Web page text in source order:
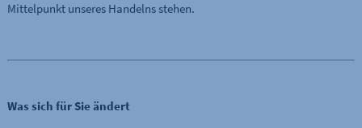
Mittelpunkt unseres Handelns stehen.
Was sich für Sie ändert